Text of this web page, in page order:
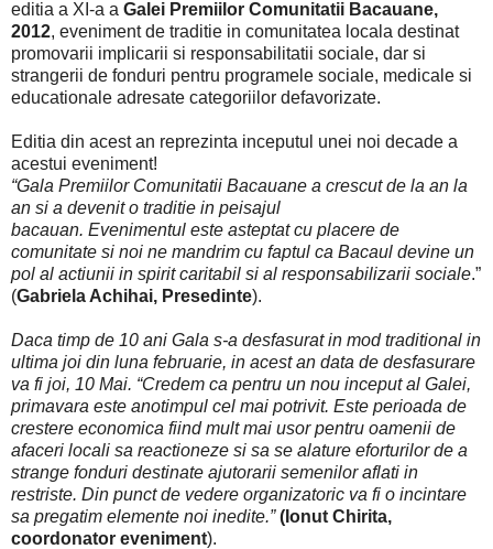
editia a XI-a a Galei Premiilor Comunitatii Bacauane,
2012, eveniment de traditie in comunitatea locala destinat
promovarii implicarii si responsabilitatii sociale, dar si
strangerii de fonduri pentru programele sociale, medicale si
educationale adresate categoriilor defavorizate.
Editia din acest an reprezinta inceputul unei noi decade a
acestui eveniment!
“Gala Premiilor Comunitatii Bacauane a crescut de la an la
an si a devenit o traditie in peisajul
bacauan. Evenimentul este asteptat cu placere de
comunitate si noi ne mandrim cu faptul ca Bacaul devine un
pol al actiunii in spirit caritabil si al responsabilizarii sociale.”
(Gabriela Achihai, Presedinte).
Daca timp de 10 ani Gala s-a desfasurat in mod traditional in
ultima joi din luna februarie, in acest an data de desfasurare
va fi joi, 10 Mai. “Credem ca pentru un nou inceput al Galei,
primavara este anotimpul cel mai potrivit. Este perioada de
crestere economica fiind mult mai usor pentru oamenii de
afaceri locali sa reactioneze si sa se alature eforturilor de a
strange fonduri destinate ajutorarii semenilor aflati in
restriste. Din punct de vedere organizatoric va fi o incintare
sa pregatim elemente noi inedite.” (Ionut Chirita,
coordonator eveniment).